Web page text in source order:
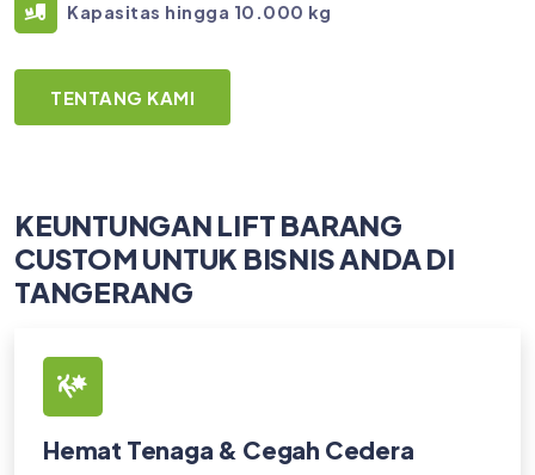
Kapasitas hingga 10.000 kg
TENTANG KAMI
KEUNTUNGAN LIFT BARANG
CUSTOM UNTUK BISNIS ANDA DI
TANGERANG
Hemat Tenaga & Cegah Cedera